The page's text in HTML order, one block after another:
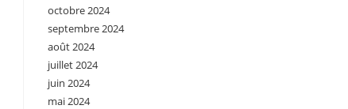
octobre 2024
septembre 2024
août 2024
juillet 2024
juin 2024
mai 2024